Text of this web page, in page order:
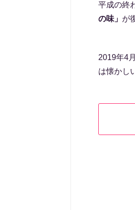
平成の終
の味」 が
2019年4
は懐かし